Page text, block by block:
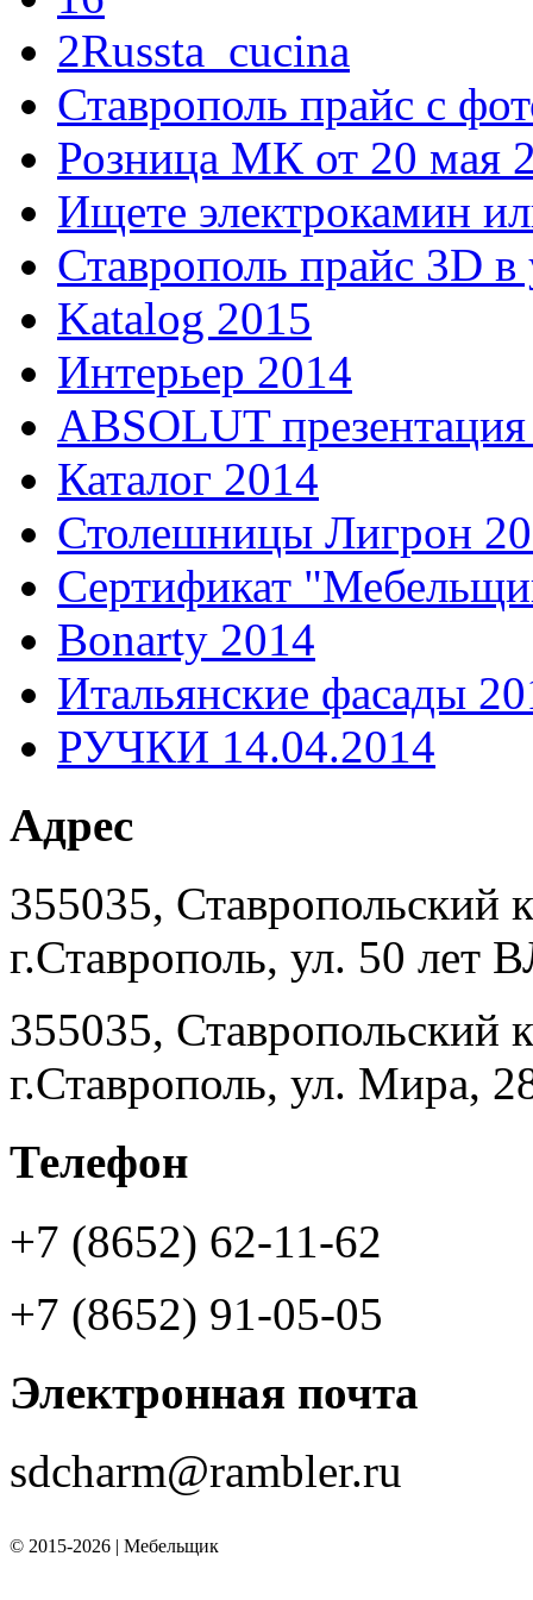
2Russta_cucina
Ставрополь прайс с
Розница МК от 20 мая
Ищете электрокамин
Ставрополь прайс 3D
Katalog 2015
Интерьер 2014
ABSOLUT
Каталог 2014
Столешницы Лигрон
Сертификат
Bonarty 2014
Итальянские фасады
РУЧКИ 14.04.2014
Адрес
355035, Ставропольский
г.Ставрополь, ул. 50
355035, Ставропольский
г.Ставрополь, ул. Мира,
Телефон
+7 (8652) 62-11-62
+7 (8652) 91-05-05
Электронная почта
sdcharm@rambler.ru
© 2015-2026 | Мебельщик